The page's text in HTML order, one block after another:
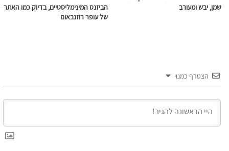
שמן, יבש ומעורב
הביזנס המינימליסטיים, בדיוק כמו האתר
של עופר רוזנבאום
הצטרף כמנוי